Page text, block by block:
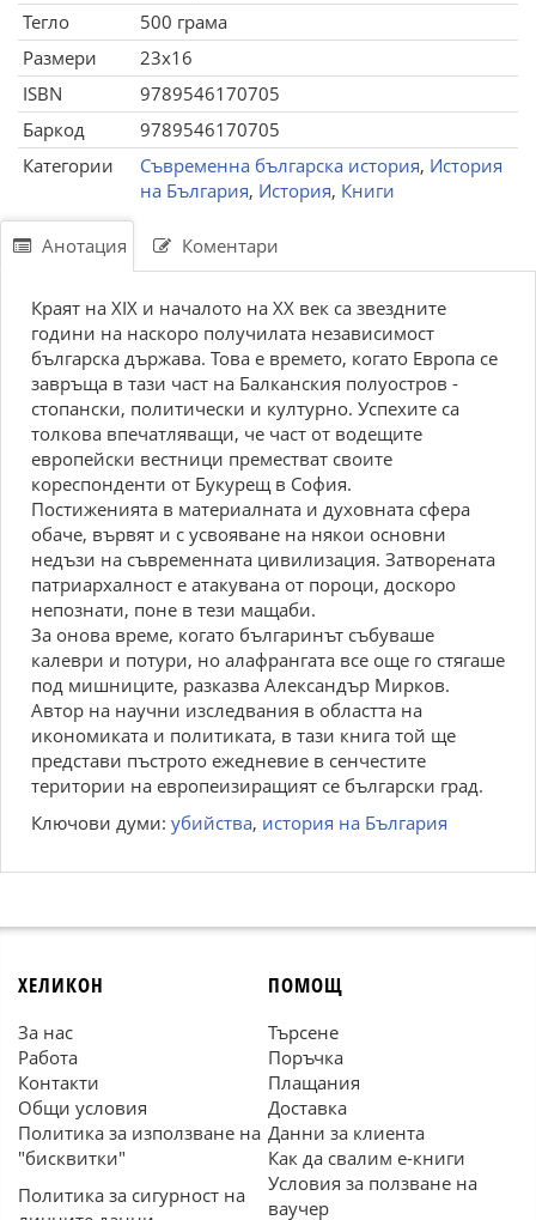
Тегло
500 грама
Размери
23x16
ISBN
9789546170705
Баркод
9789546170705
Категории
Съвременна българска история, История
на България, История, Книги
Анотация Коментари
Краят на XIX и началото на XX век са звездните
години на наскоро получилата независимост
българска държава. Това е времето, когато Европа се
завръща в тази част на Балканския полуостров -
стопански, политически и културно. Успехите са
толкова впечатляващи, че част от водещите
европейски вестници преместват своите
кореспонденти от Букурещ в София.
Постиженията в материалната и духовната сфера
обаче, вървят и с усвояване на някои основни
недъзи на съвременната цивилизация. Затворената
патриархалност е атакувана от пороци, доскоро
непознати, поне в тези мащаби.
За онова време, когато българинът събуваше
калеври и потури, но алафрангата все още го стягаше
под мишниците, разказва Александър Мирков.
Автор на научни изследвания в областта на
икономиката и политиката, в тази книга той ще
представи пъстрото ежедневие в сенчестите
територии на европеизиращият се български град.
Ключови думи: убийства, история на България
ХЕЛИКОН
За нас
Работа
Контакти
Общи условия
Политика за използване на
"бисквитки"
Политика за сигурност на
ПОМОЩ
Търсене
Поръчка
Плащания
Доставка
Данни за клиента
Как да свалим е-книги
Условия за ползване на
ваучер